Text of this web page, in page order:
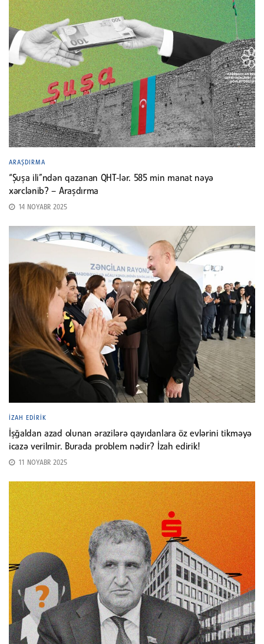
ARAŞDIRMA
“Şuşa ili”ndən qazanan QHT-lər. 585 min manat nəyə
xərclənib? – Araşdırma
14 NOYABR 2025
İZAH EDIRIK
İşğaldan azad olunan ərazilərə qayıdanlara öz evlərini tikməyə
icazə verilmir. Burada problem nədir? İzah edirik!
11 NOYABR 2025